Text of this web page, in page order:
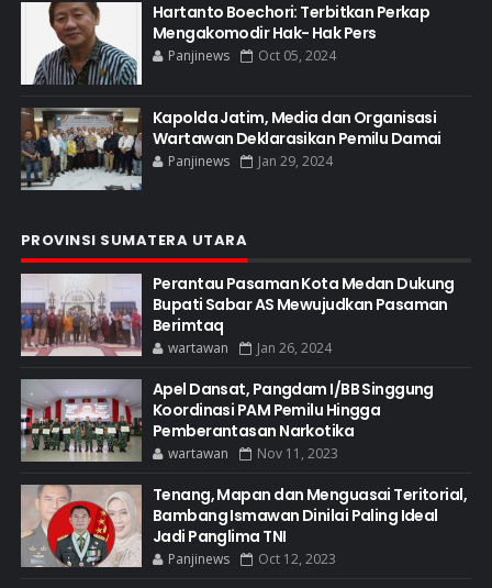
Hartanto Boechori: Terbitkan Perkap
Mengakomodir Hak- Hak Pers
Panjinews Oct 05, 2024
Kapolda Jatim, Media dan Organisasi
Wartawan Deklarasikan Pemilu Damai
Panjinews Jan 29, 2024
PROVINSI SUMATERA UTARA
Perantau Pasaman Kota Medan Dukung
Bupati Sabar AS Mewujudkan Pasaman
Berimtaq
wartawan Jan 26, 2024
Apel Dansat, Pangdam I/BB Singgung
Koordinasi PAM Pemilu Hingga
Pemberantasan Narkotika
wartawan Nov 11, 2023
Tenang, Mapan dan Menguasai Teritorial,
Bambang Ismawan Dinilai Paling Ideal
Jadi Panglima TNI
Panjinews Oct 12, 2023